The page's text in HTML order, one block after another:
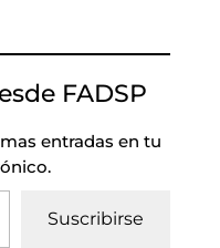
FADSP
entradas en tu
Suscribirse